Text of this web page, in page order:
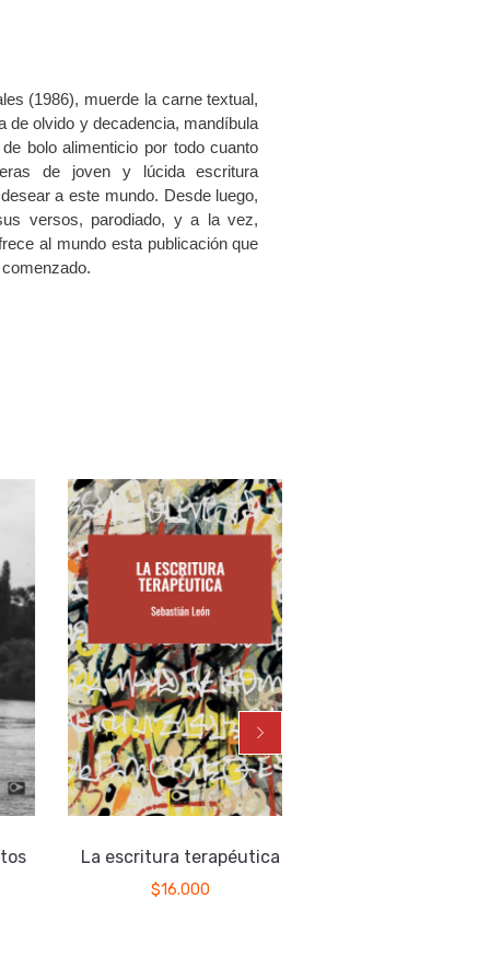
(1986), muerde la carne textual,
olvido y decadencia, mandíbula
bolo alimenticio por todo cuanto
de joven y lúcida escritura
a este mundo. Desde luego,
versos, parodiado, y a la vez,
al mundo esta publicación que
La escritura terapéutica
$16.000